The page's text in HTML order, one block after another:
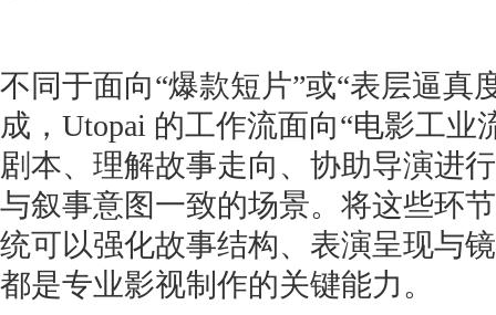
不同于面向“爆款短片”或“表层逼真
成，Utopai 的工作流面向“电影工业
剧本、理解故事走向、协助导演进
与叙事意图一致的场景。将这些环
统可以强化故事结构、表演呈现与
都是专业影视制作的关键能力。